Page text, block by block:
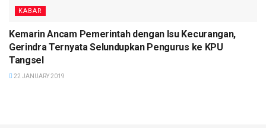
KABAR
Kemarin Ancam Pemerintah dengan Isu Kecurangan,
Gerindra Ternyata Selundupkan Pengurus ke KPU
Tangsel
22 JANUARY 2019